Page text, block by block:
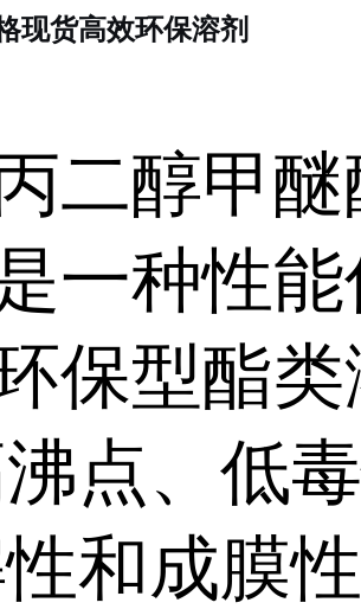
现货高效环保溶剂
二醇甲
一种性
保型酯
点、低
和成膜